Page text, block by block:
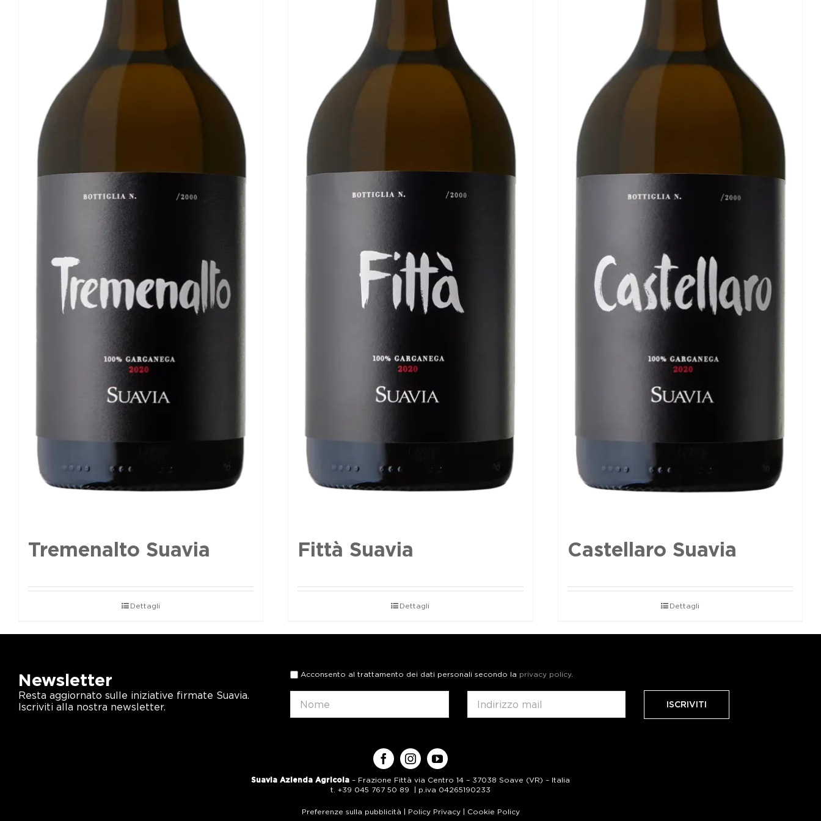
Tremenalto Suavia
Dettagli
Fittà Suavia
Dettagli
Castellaro Suavia
Dettagli
Newsletter
Resta aggiornato sulle iniziative firmate Suavia.
Iscriviti alla nostra newsletter.
Acconsento al trattamento dei dati personali secondo la privacy policy.
Suavia Azienda Agricola – Frazione Fittà via Centro 14 – 37038 Soave (VR) – Italia
t. +39 045 767 50 89 | p.iva 04265190233
Preferenze sulla pubblicità | Policy Privacy| Cookie Policy